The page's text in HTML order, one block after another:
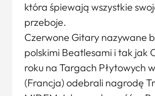
która śpiewają wszystkie
przeboje.
Czerwone Gitary nazywane
polskimi Beatlesami i tak jak
roku na Targach Płytowych
(Francja) odebrali nagrodę